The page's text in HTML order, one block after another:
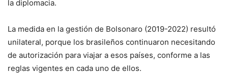
la diplomacia.
La medida en la gestión de Bolsonaro (2019-2022) resultó
unilateral, porque los brasileños continuaron necesitando
de autorización para viajar a esos países, conforme a las
reglas vigentes en cada uno de ellos.